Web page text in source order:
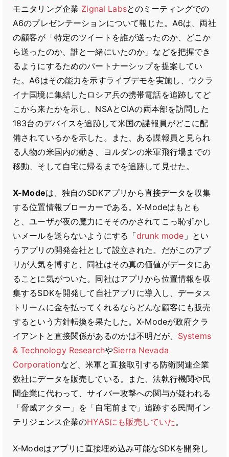
モニタリング企業 Zignal Labsとのミーティングでの
A6のプレゼンテーションについて報じた。A6は、両社
の顧客が「特定のツイートを誰が送ったのか、どこか
ら送ったのか、誰と一緒にいたのか」などを把握でき
るようにするためのパートナーシップを提案してい
た。A6はその能力を示すライブデモを実施し、ウクラ
イナ国境に集結したロシア兵の携帯電話を追跡してど
こから来たかを示し、NSAとCIAの両本部を訪問した
183台のデバイスを追跡して米国の諜報員がどこに配
備されているかを示した。また、ある諜報員と見られ
る人物の米国内の動き、ヨルダンの米軍飛行場までの
移動、そして自宅に帰るまでを追跡して見せた。
X-Modeは、独自のSDKアプリから直接データを収集
する位置情報ブローカーである。X-Modeはもとも
と、ユーザが夜の魔力にそそのかされてこっ恥ずかし
いメールを送らないようにする「drunk mode 」とい
うアプリの開発会社として設立された。だがこのアプ
リが人気を博すと、同社はその真の価値がデータにあ
ることに気がついた。同社はアプリから位置情報を収
集するSDKを開発して自社アプリに導入し、データス
トリームに金を払ってくれるならどんな顧客にも販売
するという方針転換を果たした。X-Modeが政府クラ
イアントと直接関係があるのかは不明だが、 Systems
& Technology ResearchやSierra Nevada
Corporationなど、米軍と直接取引する防衛関連企業
数社にデータを販売している。また、法執行機関や民
間企業に代わって、サイバー攻撃への関与が疑われる
「脅威アクター」を「自宅前まで」追跡する民間イン
テリジェンス企業のHYASにも販売していた。
X-Modeはアプリに直接埋め込み可能なSDKを開発し